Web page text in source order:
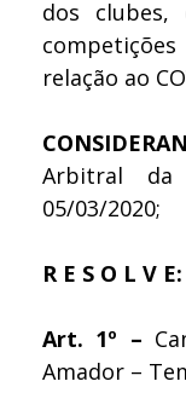
dos clubes,
relação ao
Arbitral da
05/03/2020;
R E S O L V E:
Art. 1º –
Amador –